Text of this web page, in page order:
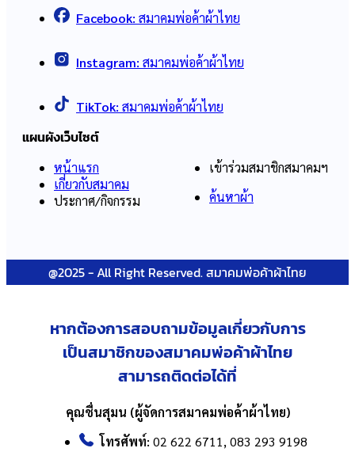
Facebook: สมาคมพ่อค้าผ้าไทย
Instagram: สมาคมพ่อค้าผ้าไทย
TikTok: สมาคมพ่อค้าผ้าไทย
แผนผังเว็บไซต์
หน้าแรก
เกี่ยวกับสมาคม
ประกาศ/กิจกรรม
เข้าร่วมสมาชิกสมาคมฯ
ค้นหาผ้า
@2025 - All Right Reserved. สมาคมพ่อค้าผ้าไทย
หากต้องการสอบถามข้อมูลเกี่ยวกับการ
เป็นสมาชิกของสมาคมพ่อค้าผ้าไทย
สามารถติดต่อได้ที่
คุณชื่นสุมน (ผู้จัดการสมาคมพ่อค้าผ้าไทย)
โทรศัพท์: 02 622 6711, 083 293 9198